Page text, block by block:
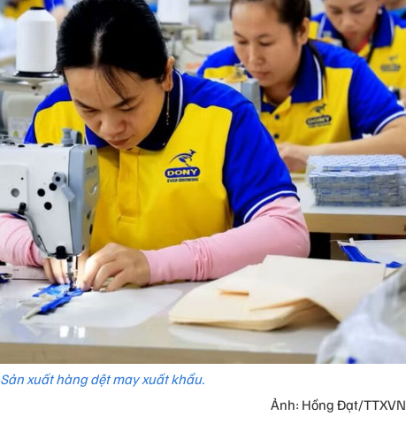
Sản xuất hàng dệt may xuất khẩu.
Ảnh: Hồng Đạt/TTXVN